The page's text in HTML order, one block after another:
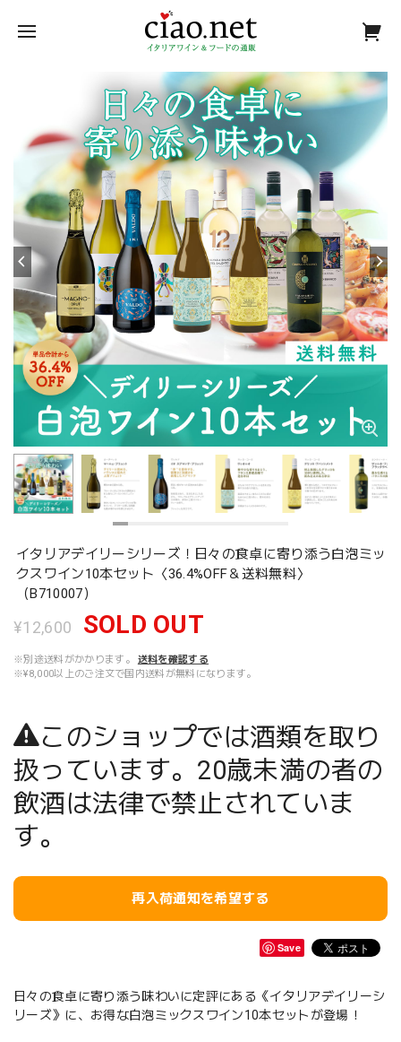
イタリアデイリーシリーズ！日々の食卓に寄り添う白泡ミッ
クスワイン10本セット〈36.4%OFF＆送料無料〉
（B710007）
¥12,600 SOLD OUT
※別途送料がかかります。
送料を確認する
※¥8,000以上のご注文で国内送料が無料になります。
このショップでは酒類を取り
扱っています。20歳未満の者の
飲酒は法律で禁止されていま
す。
再入荷通知を希望する
Save
日々の食卓に寄り添う味わいに定評にある《イタリアデイリーシ
リーズ》に、お得な白泡ミックスワイン10本セットが登場！